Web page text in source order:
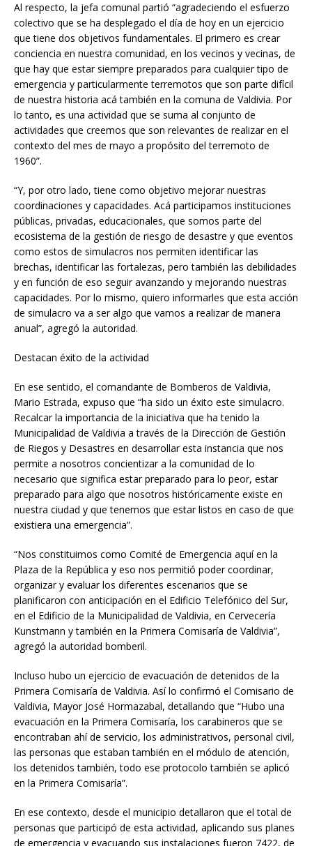
Al respecto, la jefa comunal partió “agradeciendo el esfuerzo
colectivo que se ha desplegado el día de hoy en un ejercicio
que tiene dos objetivos fundamentales. El primero es crear
conciencia en nuestra comunidad, en los vecinos y vecinas, de
que hay que estar siempre preparados para cualquier tipo de
emergencia y particularmente terremotos que son parte difícil
de nuestra historia acá también en la comuna de Valdivia. Por
lo tanto, es una actividad que se suma al conjunto de
actividades que creemos que son relevantes de realizar en el
contexto del mes de mayo a propósito del terremoto de
1960”.
“Y, por otro lado, tiene como objetivo mejorar nuestras
coordinaciones y capacidades. Acá participamos instituciones
públicas, privadas, educacionales, que somos parte del
ecosistema de la gestión de riesgo de desastre y que eventos
como estos de simulacros nos permiten identificar las
brechas, identificar las fortalezas, pero también las debilidades
y en función de eso seguir avanzando y mejorando nuestras
capacidades. Por lo mismo, quiero informarles que esta acción
de simulacro va a ser algo que vamos a realizar de manera
anual”, agregó la autoridad.
Destacan éxito de la actividad
En ese sentido, el comandante de Bomberos de Valdivia,
Mario Estrada, expuso que “ha sido un éxito este simulacro.
Recalcar la importancia de la iniciativa que ha tenido la
Municipalidad de Valdivia a través de la Dirección de Gestión
de Riegos y Desastres en desarrollar esta instancia que nos
permite a nosotros concientizar a la comunidad de lo
necesario que significa estar preparado para lo peor, estar
preparado para algo que nosotros históricamente existe en
nuestra ciudad y que tenemos que estar listos en caso de que
existiera una emergencia”.
“Nos constituimos como Comité de Emergencia aquí en la
Plaza de la República y eso nos permitió poder coordinar,
organizar y evaluar los diferentes escenarios que se
planificaron con anticipación en el Edificio Telefónico del Sur,
en el Edificio de la Municipalidad de Valdivia, en Cervecería
Kunstmann y también en la Primera Comisaría de Valdivia”,
agregó la autoridad bomberil.
Incluso hubo un ejercicio de evacuación de detenidos de la
Primera Comisaría de Valdivia. Así lo confirmó el Comisario de
Valdivia, Mayor José Hormazabal, detallando que “Hubo una
evacuación en la Primera Comisaría, los carabineros que se
encontraban ahí de servicio, los administrativos, personal civil,
las personas que estaban también en el módulo de atención,
los detenidos también, todo ese protocolo también se aplicó
en la Primera Comisaría”.
En ese contexto, desde el municipio detallaron que el total de
personas que participó de esta actividad, aplicando sus planes
de emergencia y evacuando sus instalaciones fueron 7422, de